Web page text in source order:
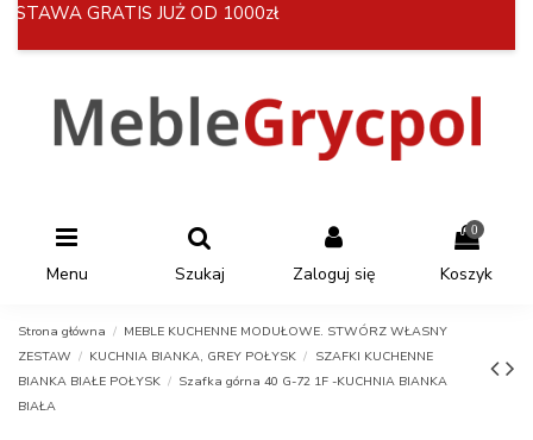
GRATIS JUŻ OD 1000zł
Menu Szukaj Zaloguj się
0
Koszyk
Strona główna
MEBLE KUCHENNE MODUŁOWE. STWÓRZ WŁASNY
ZESTAW
KUCHNIA BIANKA, GREY POŁYSK
SZAFKI KUCHENNE
BIANKA BIAŁE POŁYSK
Szafka górna 40 G-72 1F -KUCHNIA BIANKA
BIAŁA